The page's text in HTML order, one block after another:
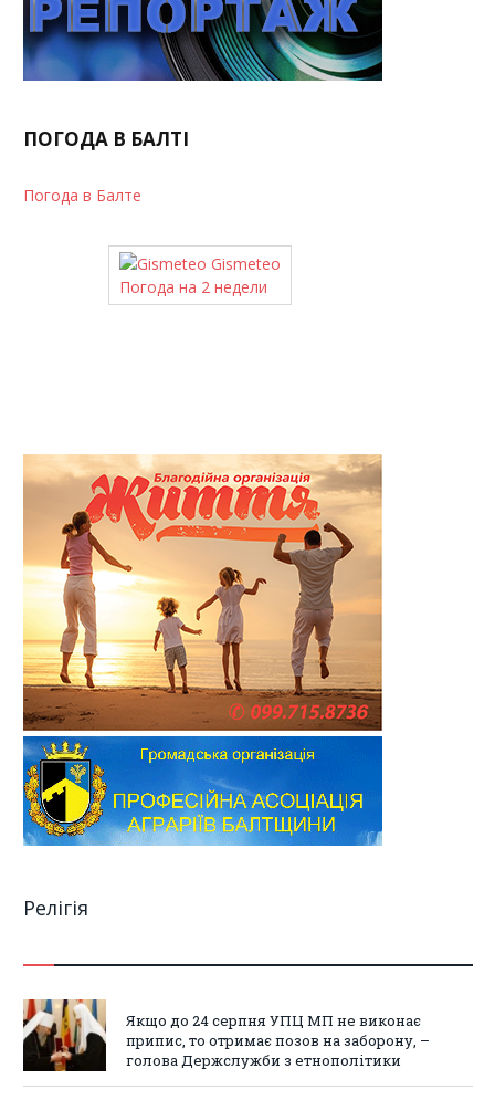
ПОГОДА В БАЛТІ
Погода в Балте
Gismeteo
Погода на 2 недели
Релігія
Якщо до 24 серпня УПЦ МП не виконає
припис, то отримає позов на заборону, –
голова Держслужби з етнополітики